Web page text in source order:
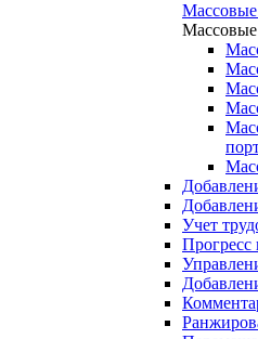
Массовые
Массовые
Учет
Прогресс